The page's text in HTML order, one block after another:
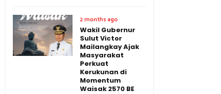
2 months ago
Wakil Gubernur
Sulut Victor
Mailangkay Ajak
Masyarakat
Perkuat
Kerukunan di
Momentum
Waisak 2570 BE